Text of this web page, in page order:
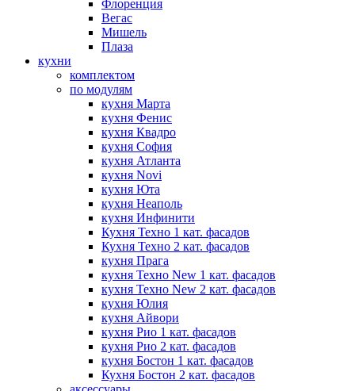
Флоренция
Вегас
Мишель
Плаза
кухни
комплектом
по модулям
кухня Марта
кухня Фенис
кухня Квадро
кухня София
кухня Атланта
кухня Novi
кухня Юта
кухня Неаполь
кухня Инфинити
Кухня Техно 1 кат. фасадов
Кухня Техно 2 кат. фасадов
кухня Прага
кухня Техно New 1 кат. фасадов
кухня Техно New 2 кат. фасадов
кухня Юлия
кухня Айвори
кухня Рио 1 кат. фасадов
кухня Рио 2 кат. фасадов
кухня Бостон 1 кат. фасадов
Кухня Бостон 2 кат. фасадов